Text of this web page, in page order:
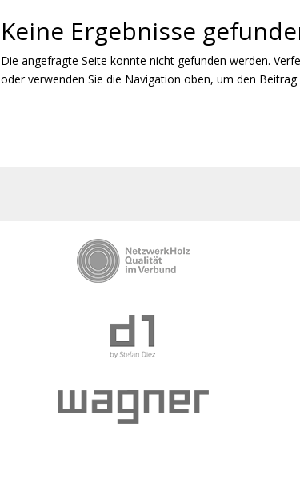
Keine Ergebnisse
Die angefragte Seite konnte nicht gefunden werden.
oder verwenden Sie die Navigation oben, um den Beitrag